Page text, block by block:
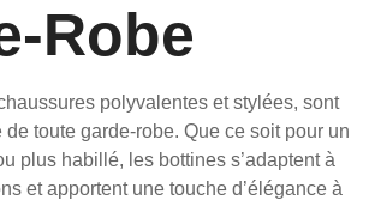
Robe
polyvalentes et stylées, sont
toute garde-robe. Que ce soit pour un
plus habillé, les bottines s’adaptent à
et apportent une touche d’élégance à